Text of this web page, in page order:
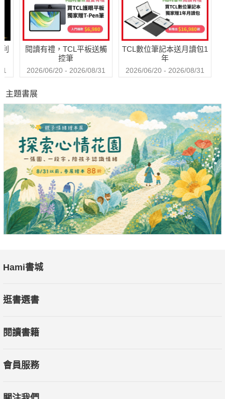
些負面能量，否則它們就會將我們摧毀。無須以一種能量去對抗
另一種能量，我們唯一需要做的是去照顧它們，轉化它們。對待
我們的苦惱、痛苦和恐懼，需要抱持一種非暴力的態度。
通過行禪、坐禪、呼吸、微笑和正念進食來接觸這顆正念種子，
那顆種子，正念能量就會產生，我們就可以用它去擁抱內心的強
烈情緒。如此成功地修習一次，當強烈情緒再次生起時，我們就
會有多一點的平安，少一點的害怕。
覺知心中的恐懼，足以令人釋懷。了解恐懼從何而來，就能放
下。無有畏懼，心便能輕安自在。
閱讀有禮，TCL平板送觸
控筆
2026/06/20 - 2026/08/31
TCL數位筆記本送月讀包1
年
2026/06/20 - 2026/08/31
主題書展
Hami書城
逛書選書
閱讀書籍
會員服務